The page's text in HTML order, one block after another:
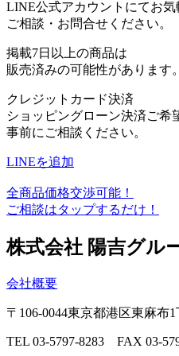
LINE公式アカウントにてお気
ご相談・お問合せください。
掲載7日以上の商品は
販売済みの可能性があります。
クレジットカード決済
ショッピングローン決済ご希
事前にご相談ください。
LINEを追加
全商品価格交渉可能！
ご相談はタップするだけ！
株式会社 陽吉グル
会社概要
〒106-0044東京都港区東麻布1
TEL 03-5797-8283 FAX 03-